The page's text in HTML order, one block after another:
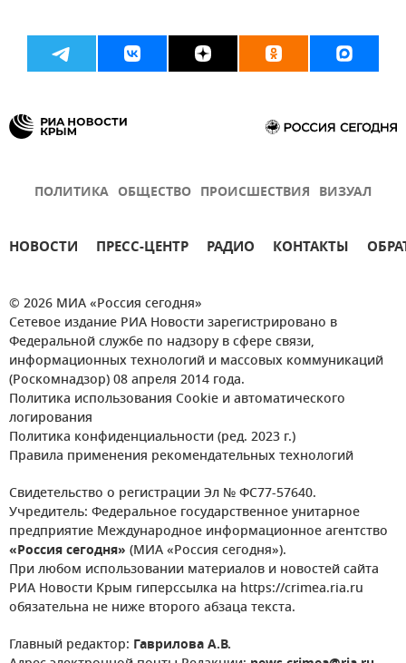
ПОЛИТИКА ОБЩЕСТВО ПРОИСШЕСТВИЯ ВИЗУАЛ
НОВОСТИ ПРЕСС-ЦЕНТР РАДИО КОНТАКТЫ
© 2026 МИА «Россия сегодня»
Сетевое издание РИА Новости зарегистрировано в
Федеральной службе по надзору в сфере связи,
информационных технологий и массовых коммуникаций
(Роскомнадзор) 08 апреля 2014 года.
Политика использования Cookie и автоматического
логирования
Политика конфиденциальности (ред. 2023 г.)
Правила применения рекомендательных технологий
Свидетельство о регистрации Эл № ФС77-57640.
Учредитель: Федеральное государственное унитарное
предприятие Международное информационное агентство
«Россия сегодня» (МИА «Россия сегодня»).
При любом использовании материалов и новостей сайта
РИА Новости Крым гиперссылка на https://crimea.ria.ru
обязательна не ниже второго абзаца текста.
Главный редактор: Гаврилова А.В.